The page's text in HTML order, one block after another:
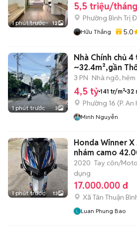
1 phút trước 12
5,5 triệu/tháng
Phường Bình Trị
Hữu Thắng 5.0
1 phút trước 3
Nhà Chính chủ
~32.4m²,gần
Vấp,4.5tỷ
3 PN Nhà ngõ, hẻm
4,5 tỷ 141 tr/m² 32
Phường 16 (P.
Minh Nguyễn
1 phút trước 13
Honda Winner X
nhám camo
2020 Tay côn/Moto
dụng
17.000.000 đ
Xã Tân Thuận
Luan Phung Bao